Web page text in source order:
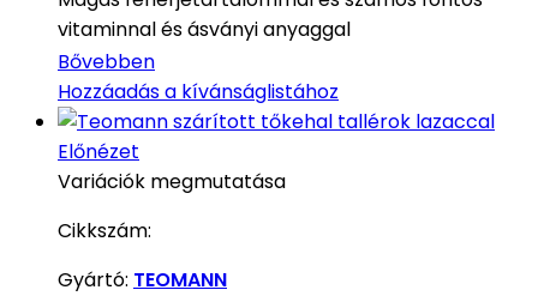
vitaminnal és ásványi anyaggal
Bővebben
Hozzáadás a kívánságlistához
Előnézet
Variációk megmutatása
Cikkszám:
Gyártó: TEOMANN